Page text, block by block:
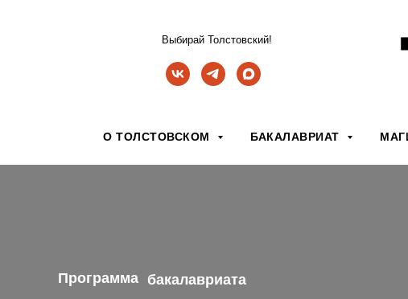
Выбирай Толстовский!
О ТОЛСТОВСКОМ БАКАЛАВРИАТ
Программа бакалавриата